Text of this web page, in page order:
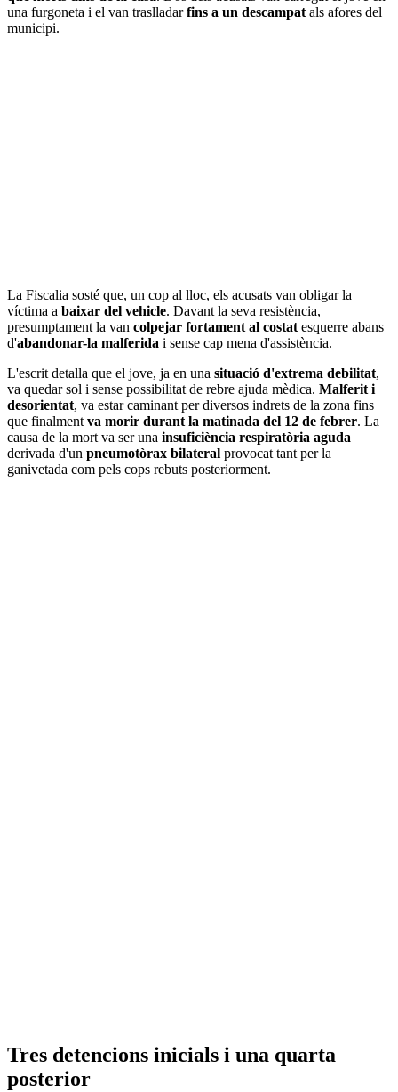
una furgoneta i el van traslladarfins a un descampat als afores del
municipi.
La Fiscalia sosté que, un cop al lloc, els acusats van obligar la
víctima a baixar del vehicle. Davant la seva resistència,
presumptament la van colpejar fortament al costat esquerre abans
d'abandonar-la malferida i sense cap mena d'assistència.
L'escrit detalla que el jove, ja en una situació d'extrema debilitat,
va quedar sol i sense possibilitat de rebre ajuda mèdica. Malferit i
desorientat, va estar caminant per diversos indrets de la zona fins
que finalment va morir durant la matinada del 12 de febrer. La
causa de la mort va ser una insuficiència respiratòria aguda
derivada d'un pneumotòrax bilateral provocat tant per la
ganivetada com pels cops rebuts posteriorment.
Tres detencions inicials i una quarta
posterior